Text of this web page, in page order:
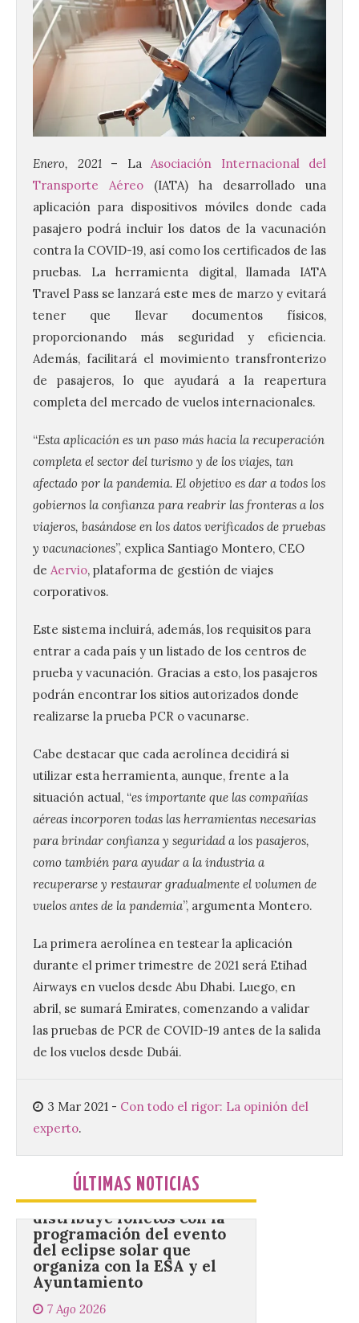
Enero, 2021 – La Asociación Internacional del
Transporte Aéreo (IATA) ha desarrollado una
aplicación para dispositivos móviles donde cada
pasajero podrá incluir los datos de la vacunación
contra la COVID-19, así como los certificados de las
pruebas. La herramienta digital, llamada IATA
Travel Pass se lanzará este mes de marzo y evitará
tener que llevar documentos físicos,
proporcionando más seguridad y eficiencia.
Además, facilitará el movimiento transfronterizo
de pasajeros, lo que ayudará a la reapertura
completa del mercado de vuelos internacionales.
“Esta aplicación es un paso más hacia la recuperación
completa el sector del turismo y de los viajes, tan
afectado por la pandemia. El objetivo es dar a todos los
gobiernos la confianza para reabrir las fronteras a los
viajeros, basándose en los datos verificados de pruebas
y vacunaciones”, explica Santiago Montero, CEO
de Aervio, plataforma de gestión de viajes
corporativos.
Este sistema incluirá, además, los requisitos para
entrar a cada país y un listado de los centros de
prueba y vacunación. Gracias a esto, los pasajeros
podrán encontrar los sitios autorizados donde
realizarse la prueba PCR o vacunarse.
Cabe destacar que cada aerolínea decidirá si
utilizar esta herramienta, aunque, frente a la
situación actual, “es importante que las compañías
aéreas incorporen todas las herramientas necesarias
para brindar confianza y seguridad a los pasajeros,
como también para ayudar a la industria a
recuperarse y restaurar gradualmente el volumen de
vuelos antes de la pandemia”, argumenta Montero.
La primera aerolínea en testear la aplicación
durante el primer trimestre de 2021 será Etihad
Airways en vuelos desde Abu Dhabi. Luego, en
abril, se sumará Emirates, comenzando a validar
las pruebas de PCR de COVID-19 antes de la salida
de los vuelos desde Dubái.
3 Mar 2021 - Con todo el rigor: La opinión del
experto.
ÚLTIMAS NOTICIAS
UPL insta a la Junta a
actuar para salvar el
castillo del Asmesnal, un
BIC en estado de ruina
Cultural abandonado
desde 1949. Los
procuradores leonesistas
plantean que la Junta
contacte cuanto antes con los
propietarios para exigirles medidas
Unión del Pueblo […]
distribuye folletos con la
programación del evento
del eclipse solar que
organiza con la ESA y el
Ayuntamiento
7 Ago 2026